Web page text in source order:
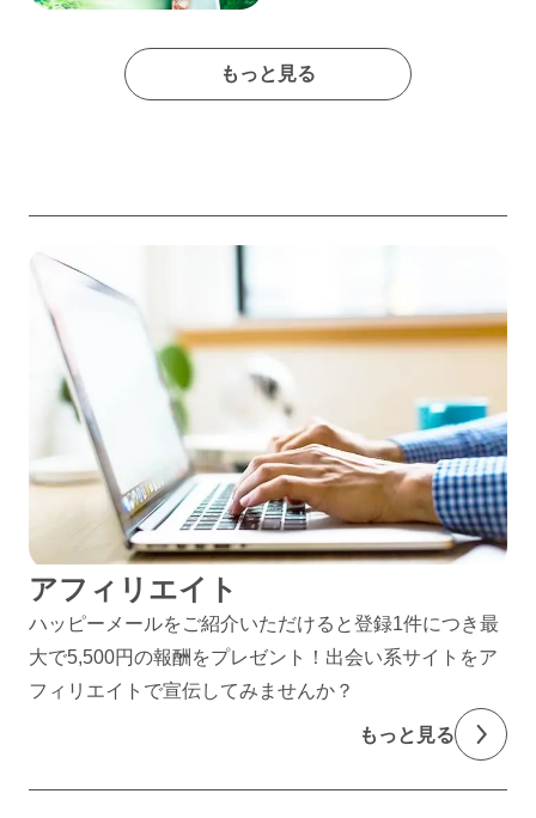
もっと見る
アフィリエイト
ハッピーメールをご紹介いただけると登録1件につき最
大で5,500円の報酬をプレゼント！出会い系サイトをア
フィリエイトで宣伝してみませんか？
もっと見る